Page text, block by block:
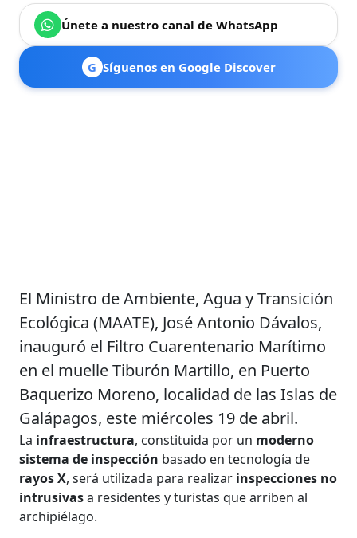
Únete a nuestro canal de WhatsApp
G Síguenos en Google Discover
El Ministro de Ambiente, Agua y Transición
Ecológica (MAATE), José Antonio Dávalos,
inauguró el Filtro Cuarentenario Marítimo
en el muelle Tiburón Martillo, en Puerto
Baquerizo Moreno, localidad de las Islas de
Galápagos, este miércoles 19 de abril.
La infraestructura, constituida por un moderno
sistema de inspección basado en tecnología de
rayos X, será utilizada para realizar inspecciones no
intrusivasa residentes y turistas que arriben al
archipiélago.